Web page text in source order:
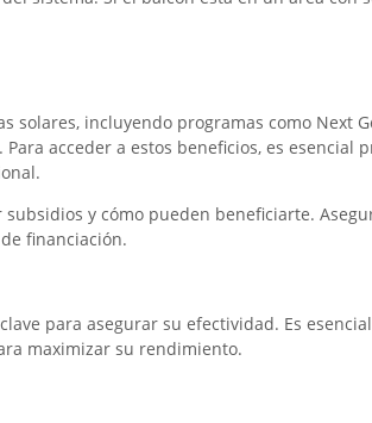
incluyendo programas como Next
acceder a estos beneficios, es esencial
y cómo pueden beneficiarte.
financiación.
para asegurar su efectividad. Es
maximizar su rendimiento.